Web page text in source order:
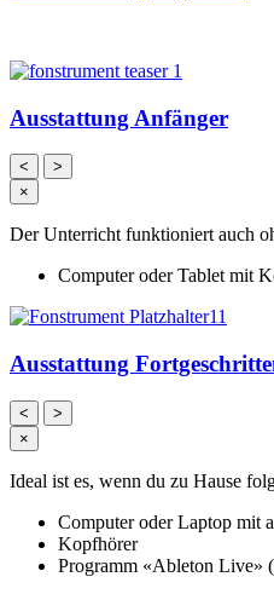
Ausstattung Anfänger
<
>
×
Der Unterricht funktioniert auch
Computer oder Tablet mit
Ausstattung
<
>
×
Ideal ist es, wenn du zu Hause
Computer oder Laptop mit
Kopfhörer
Programm «Ableton Live»